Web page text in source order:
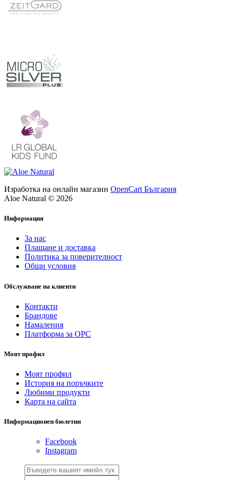
Изработка на онлайн магазин OpenCart България
Aloe Natural © 2026
Информация
За нас
Плащане и доставка
Политика за поверителност
Общи условия
Обслужване на клиенти
Контакти
Брандове
Намаления
Платформа за ОРС
Моят профил
Моят профил
История на поръчките
Любими продукти
Карта на сайта
Информационен бюлетин
Facebook
Instagram